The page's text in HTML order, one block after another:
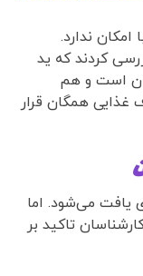
ندارد.
کردند که ید
است و هم
غذایی همگان قرار
یافت می‌شود. اما
تاکید بر